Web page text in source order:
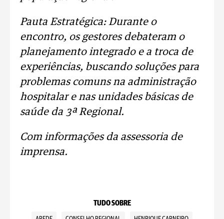
Pauta Estratégica: Durante o
encontro, os gestores debateram o
planejamento integrado e a troca de
experiências, buscando soluções para
problemas comuns na administração
hospitalar e nas unidades básicas de
saúde da 3ª Regional.
Com informações da assessoria de
imprensa.
TUDO SOBRE